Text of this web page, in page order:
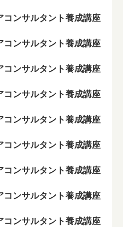
コンサルタント養成講座
コンサルタント養成講座
コンサルタント養成講座
コンサルタント養成講座
コンサルタント養成講座
コンサルタント養成講座
コンサルタント養成講座
コンサルタント養成講座
コンサルタント養成講座